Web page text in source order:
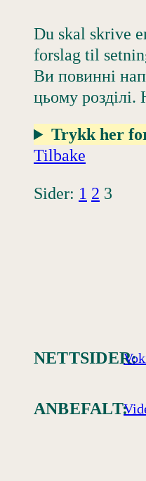
Du skal skrive
forslag til
Ви повинні
цьому розділі.
Trykk her
Tilbake
Sider: 1 2 3
NETTSIDER:
ANBEFALT: